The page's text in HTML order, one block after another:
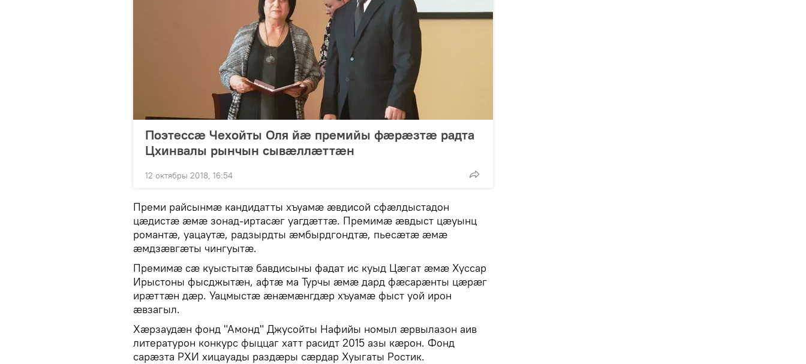
Поэтессæ Чехойты Оля йæ премийы фæрæзтæ радта
Цхинвалы рынчын сывæллæттæн
12 октябры 2018, 16:54
Преми райсынмæ кандидатты хъуамæ æвдисой сфæлдыстадон
цæдистæ æмæ зонад-иртасæг уагдæттæ. Премимæ æвдыст цæуынц
романтæ, уацаутæ, радзырдты æмбырдгондтæ, пьесæтæ æмæ
æмдзæвгæты чингуытæ.
Премимӕ сӕ куыстытӕ бавдисыны фадат ис куыд Цӕгат ӕмӕ Хуссар
Ирыстоны фысджытӕн, афтӕ ма Турчы ӕмӕ дард фӕсарӕнты цӕрӕг
ирӕттӕн дӕр. Уацмыстӕ ӕнӕмӕнгдӕр хъуамӕ фыст уой ирон
ӕвзагыл.
Хӕрзаудӕн фонд "Амонд" Джусойты Нафийы номыл æрвылазон аив
литературон конкурс фыццаг хатт расидт 2015 азы кӕрон. Фонд
сарæзта РХИ хицауады раздӕры сӕрдар Хуыгаты Ростик.